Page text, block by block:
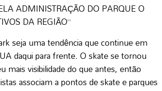
ADMINISTRAÇÃO DO PARQUE O
DA REGIÃO”
seja uma tendência que continue em
daqui para frente. O skate se tornou
mais visibilidade do que antes, então
associam a pontos de skate e parques